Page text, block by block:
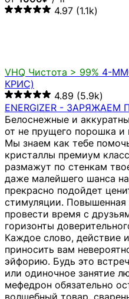
от1800₽/ 2г
4.95 (1.2k)
4.96(881)
РАСПРОДАЖА СНЕГ 4-
КРИС)
от50₽/ 1г
4.99(557)
1 2 3 ••••••77
Каталог
Стимуляторы
АптекаОпиатыЭкстази
реактивы/Конструкторы
Диссоциативы Медицина
смесейРекламаТовары
заработка